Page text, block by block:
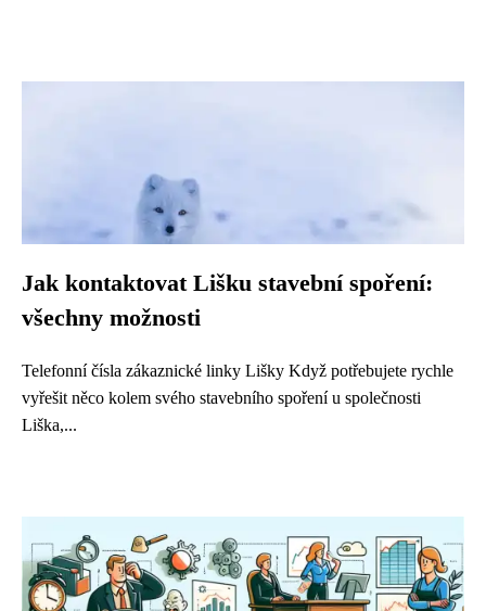
Jak kontaktovat Lišku stavební spoření:
všechny možnosti
Telefonní čísla zákaznické linky Lišky Když potřebujete rychle
vyřešit něco kolem svého stavebního spoření u společnosti
Liška,...